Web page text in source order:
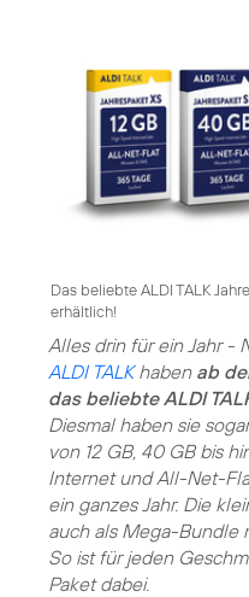
Das beliebte ALDI TALK
erhältlich!
Alles drin für ein Jahr -
ALDI TALKhaben ab
das beliebte ALDI
Diesmal haben sie
von 12 GB, 40 GB bis
Internet und All-Net-
ein ganzes Jahr. Die
auch als Mega-Bundle
So ist für jeden
Paket dabei.